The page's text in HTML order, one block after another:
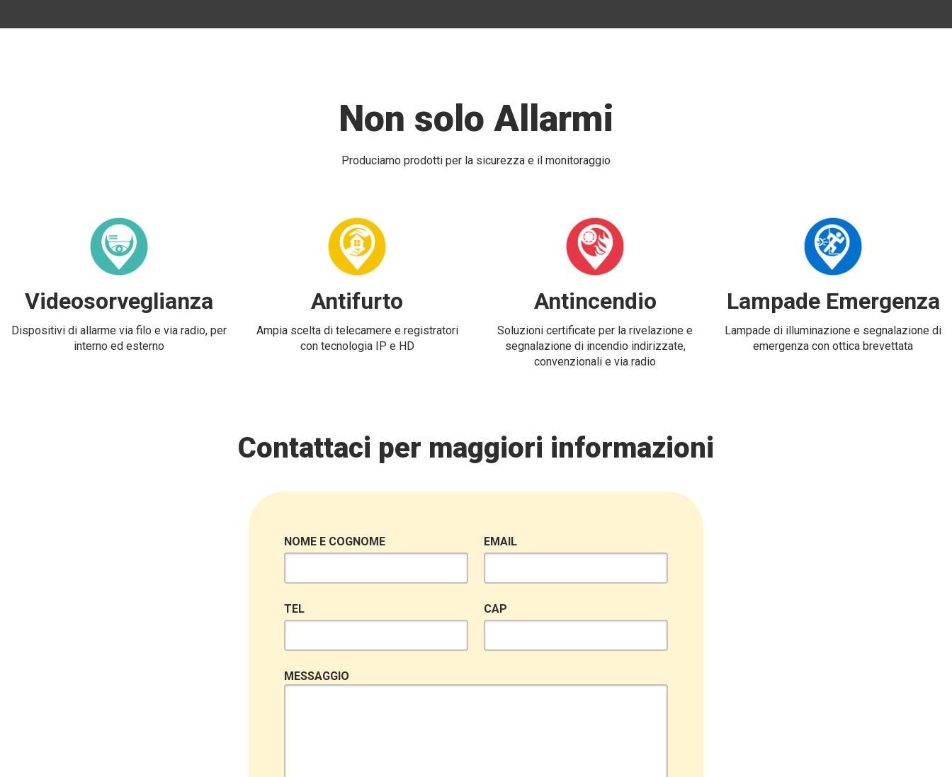
Non solo Allarmi
Produciamo prodotti per la sicurezza e il monitoraggio
Videosorveglianza
Dispositivi di allarme via filo e via radio, per
interno ed esterno
Antifurto
Ampia scelta di telecamere e registratori
con tecnologia IP e HD
Antincendio
Soluzioni certificate per la rivelazione e
segnalazione di incendio indirizzate,
convenzionali e via radio
Lampade Emergenza
Lampade di illuminazione e segnalazione di
emergenza con ottica brevettata
Contattaci per maggiori informazioni
NOME E COGNOME EMAIL
TEL CAP
MESSAGGIO